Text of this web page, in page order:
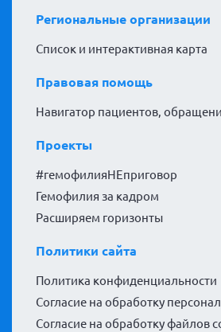
Региональные организации
Список и интерактивная карта
Правовая помощь
Навигатор пациентов,
Проекты
#гемофилияНЕприговор
Гемофилия за кадром
Расширяем горизонты
Политики сайта
Политика конфиденциальности
Согласие на обработку
Согласие на обработку файлов